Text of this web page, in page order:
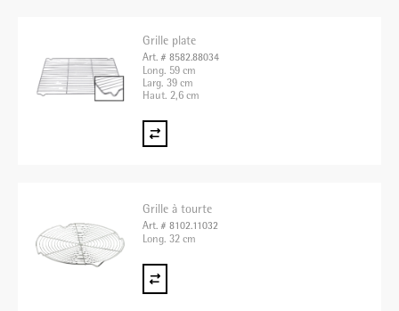
Grille plate
Art. # 8582.88034
Long. 59 cm
Larg. 39 cm
Haut. 2,6 cm
Grille à tourte
Art. # 8102.11032
Long. 32 cm